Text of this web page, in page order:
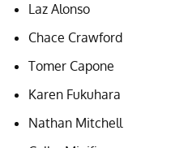
Laz Alonso
Chace Crawford
Tomer Capone
Karen Fukuhara
Nathan Mitchell